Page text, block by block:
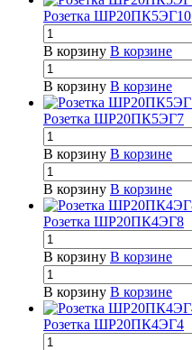
Розетка ШР20ПК5ЭГ10
В корзину В корзине
В корзину В корзине
Розетка ШР20ПК5ЭГ7
В корзину В корзине
В корзину В корзине
Розетка ШР20ПК4ЭГ8
В корзину В корзине
В корзину В корзине
Розетка ШР20ПК4ЭГ4